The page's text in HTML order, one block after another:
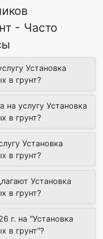
- Часто
Установка
в грунт?
на услугу Установка
в грунт?
Установка
в грунт?
Установка
в грунт?
г. на "Установка
в грунт"?